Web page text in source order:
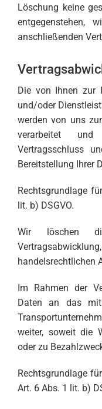
Löschung keine
entgegenstehen,
anschließenden
Die von Ihnen zur
und/oder
werden von uns
verarbeitet
Vertragsschluss
Bereitstellung Ihrer
Rechtsgrundlage
lit. b) DSGVO.
Wir löschen
handelsrechtlichen
Im Rahmen der
Daten an das mit
weiter, soweit die
oder zu
Rechtsgrundlage
Art. 6 Abs. 1 lit. b)